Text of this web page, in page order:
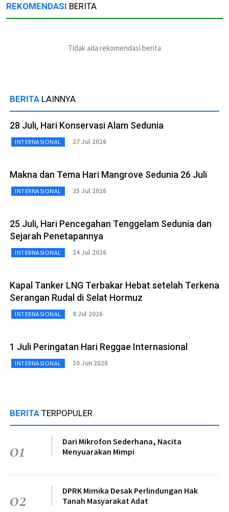
REKOMENDASI BERITA
Tidak ada rekomendasi berita
BERITA LAINNYA
28 Juli, Hari Konservasi Alam Sedunia
INTERNASIONAL 27 Jul 2026
Makna dan Tema Hari Mangrove Sedunia 26 Juli
INTERNASIONAL 25 Jul 2026
25 Juli, Hari Pencegahan Tenggelam Sedunia dan
Sejarah Penetapannya
INTERNASIONAL 24 Jul 2026
Kapal Tanker LNG Terbakar Hebat setelah Terkena
Serangan Rudal di Selat Hormuz
INTERNASIONAL 8 Jul 2026
1 Juli Peringatan Hari Reggae Internasional
INTERNASIONAL 30 Jun 2026
BERITA TERPOPULER
01
Dari Mikrofon Sederhana, Nacita
Menyuarakan Mimpi
02
DPRK Mimika Desak Perlindungan Hak
Tanah Masyarakat Adat